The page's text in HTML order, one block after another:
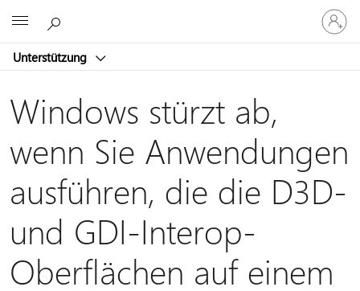
Unterstützung
Bei
Ihrem
Konto
Windows stürzt ab,
wenn Sie Anwendungen
ausführen, die die D3D-
und GDI-Interop-
Oberflächen auf einem